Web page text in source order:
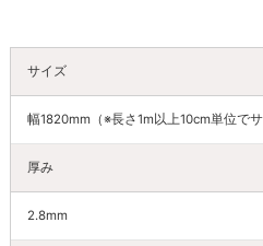
サイズ
幅1820mm（※長さ1m以上10cm単位で
厚み
2.8mm